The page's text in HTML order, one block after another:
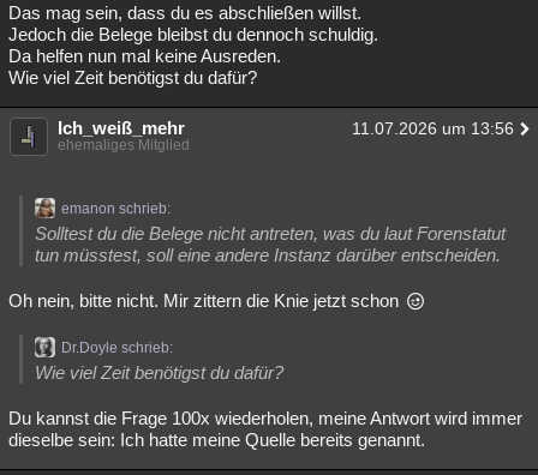
Das mag sein, dass du es abschließen willst.
Jedoch die Belege bleibst du dennoch schuldig.
Da helfen nun mal keine Ausreden.
Wie viel Zeit benötigst du dafür?
Ich_weiß_mehr 11.07.2026 um 13:56
ehemaliges Mitglied
emanon schrieb:
Solltest du die Belege nicht antreten, was du laut Forenstatut
tun müsstest, soll eine andere Instanz darüber entscheiden.
Oh nein, bitte nicht. Mir zittern die Knie jetzt schon
Dr.Doyle schrieb:
Wie viel Zeit benötigst du dafür?
Du kannst die Frage 100x wiederholen, meine Antwort wird immer
dieselbe sein: Ich hatte meine Quelle bereits genannt.